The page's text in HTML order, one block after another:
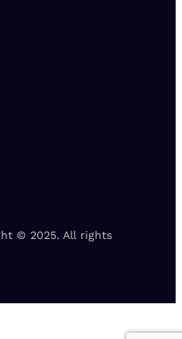
© 2025. All rights